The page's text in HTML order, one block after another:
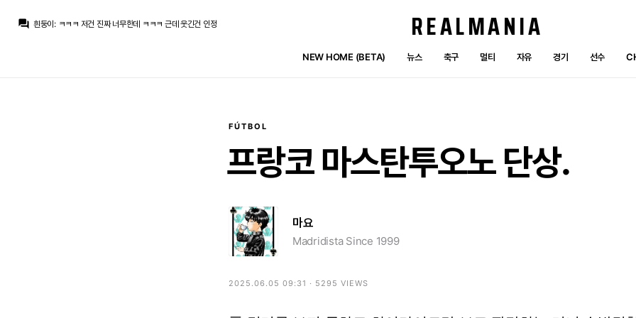
question_answer 흰둥이: ㅋㅋㅋ 저건 진짜 너무한데 ㅋㅋㅋ 근데 웃긴건 인정
REALMANIA
NEW HOME (BETA) 뉴스 축구 멀티 자유 경기 선수
FÚTBOL
프랑코 마스탄투오노 단상.
마요
Madridista Since 1999
2025.06.05 09:31 · 5295 VIEWS